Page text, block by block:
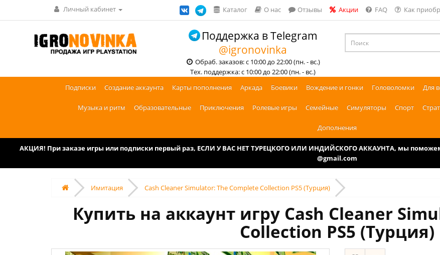
Личный кабинет Каталог О нас Отзывы Акции FAQ Как
Поддержка в Telegram
@igronovinka
Обраб. заказов: с 10:00 до 22:00 (пн. - вс.)
Тех. поддержка: с 10:00 до 22:00 (пн. - вс.)
Подписки Создание аккаунта Карты пополнения Аркада Боевики Вождение и гонки Головоломки Для
Музыка и ритм Образовательные Приключения Ролевые игры Семейные Симуляторы Спорт
Дополнения
АКЦИЯ! При заказе игры или подписки первый раз, ЕСЛИ У ВАС НЕТ ТУРЕЦКОГО ИЛИ ИНДИЙСКОГО АККАУНТА, мы
@gmail.com
Имитация Cash Cleaner Simulator: The Complete Collection PS5 (Турция)
Купить на аккаунт игру Cash Cleaner
Collection PS5 (Турция)